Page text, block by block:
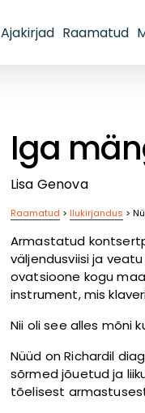
Ajakirjad Raamatud
Iga
Lisa Genova
Raamatud > Ilukirjandus >
Armastatud
väljendusviisi ja
ovatsioone kogu
instrument, mis
Nii oli see alles mõni
Nüüd on Richardil
sõrmed jõuetud ja
tõelisest